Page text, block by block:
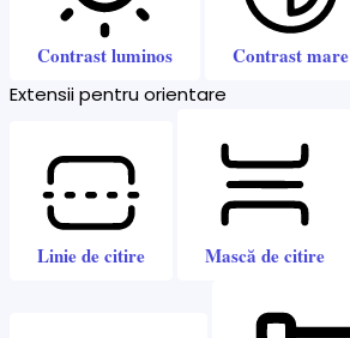
Contrast luminos Contrast mare
Extensii pentru orientare
Linie de citire Mască de citire